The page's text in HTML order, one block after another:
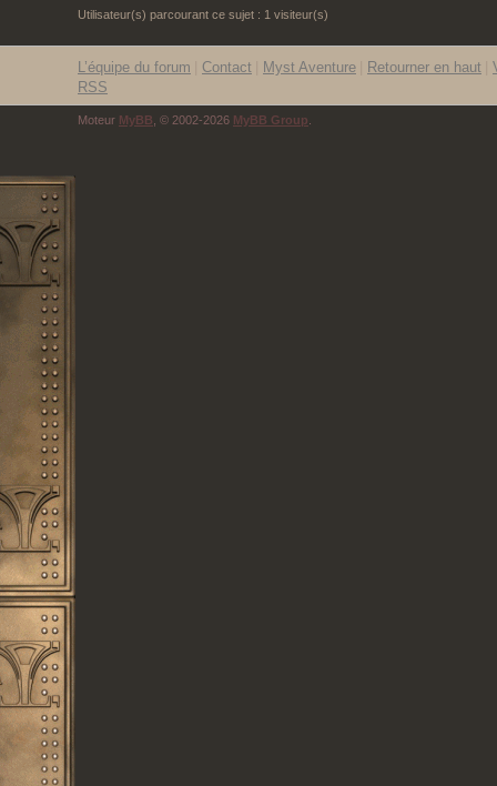
Utilisateur(s) parcourant ce sujet : 1 visiteur(s)
L’équipe du forum Contact Myst Aventure Retourner en haut
RSS
Moteur MyBB , © 2002-2026 MyBB Group